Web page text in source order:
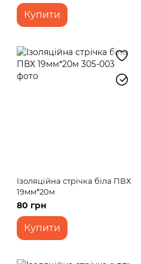
Купити
Ізоляційна стрічка біла ПВХ
19мм*20м
80 грн
Купити